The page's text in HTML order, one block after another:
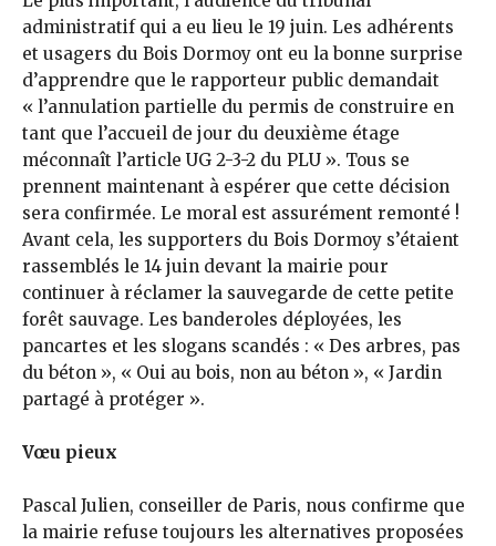
administratif qui a eu lieu le 19 juin. Les adhérents
et usagers du Bois Dormoy ont eu la bonne surprise
d’apprendre que le rapporteur public demandait
« l’annulation partielle du permis de construire en
tant que l’accueil de jour du deuxième étage
méconnaît l’article UG 2-3-2 du PLU ». Tous se
prennent maintenant à espérer que cette décision
sera confirmée. Le moral est assurément remonté !
Avant cela, les supporters du Bois Dormoy s’étaient
rassemblés le 14 juin devant la mairie pour
continuer à réclamer la sauvegarde de cette petite
forêt sauvage. Les banderoles déployées, les
pancartes et les slogans scandés : « Des arbres, pas
du bé­ton », « Oui au bois, non au béton », « Jardin
partagé à protéger ».
Vœu pieux
Pascal Julien, conseiller de Paris, nous confirme que
la mairie refuse toujours les alternatives proposées